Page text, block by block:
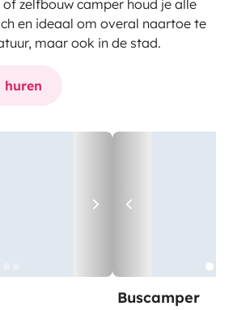
zelfbouw camper houd je alle
en ideaal om overal naartoe te
maar ook in de stad.
huren
Buscamper